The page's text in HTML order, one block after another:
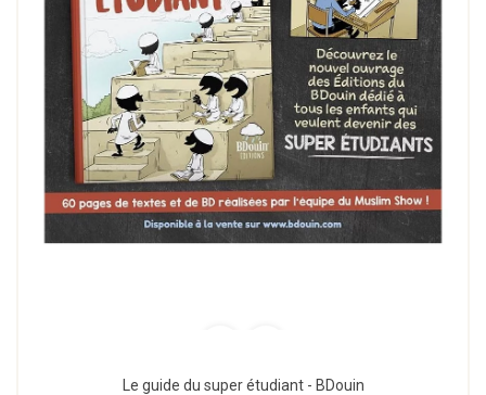
Le guide du super étudiant - BDouin